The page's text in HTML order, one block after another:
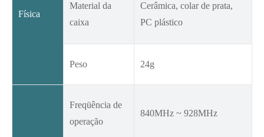
Física
Material da
caixa
Cerâmica, colar de prata,
PC plástico
Peso 24g
Freqüência de
operação
840MHz ~ 928MHz